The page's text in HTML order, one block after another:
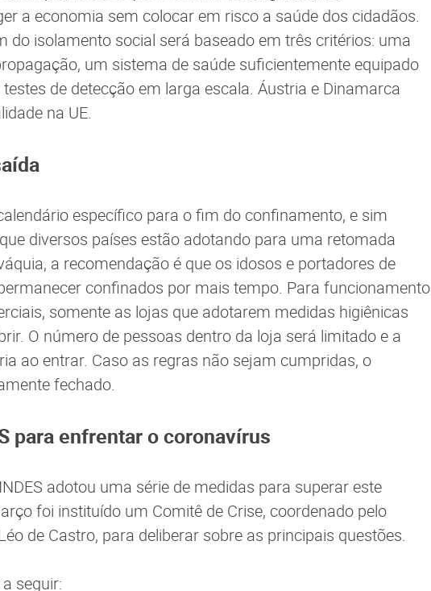
a economia sem colocar em risco a saúde dos cidadãos.
do isolamento social será baseado em três critérios: uma
um sistema de saúde suficientemente equipado
de detecção em larga escala. Áustria e Dinamarca
na UE.
específico para o fim do confinamento, e sim
diversos países estão adotando para uma retomada
a recomendação é que os idosos e portadores de
confinados por mais tempo. Para funcionamento
somente as lojas que adotarem medidas higiênicas
O número de pessoas dentro da loja será limitado e a
ao entrar. Caso as regras não sejam cumpridas, o
fechado.
para enfrentar o coronavírus
adotou uma série de medidas para superar este
foi instituído um Comitê de Crise, coordenado pelo
de Castro, para deliberar sobre as principais questões.
seguir: